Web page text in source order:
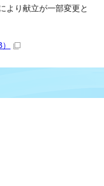
より献立が一部変更と